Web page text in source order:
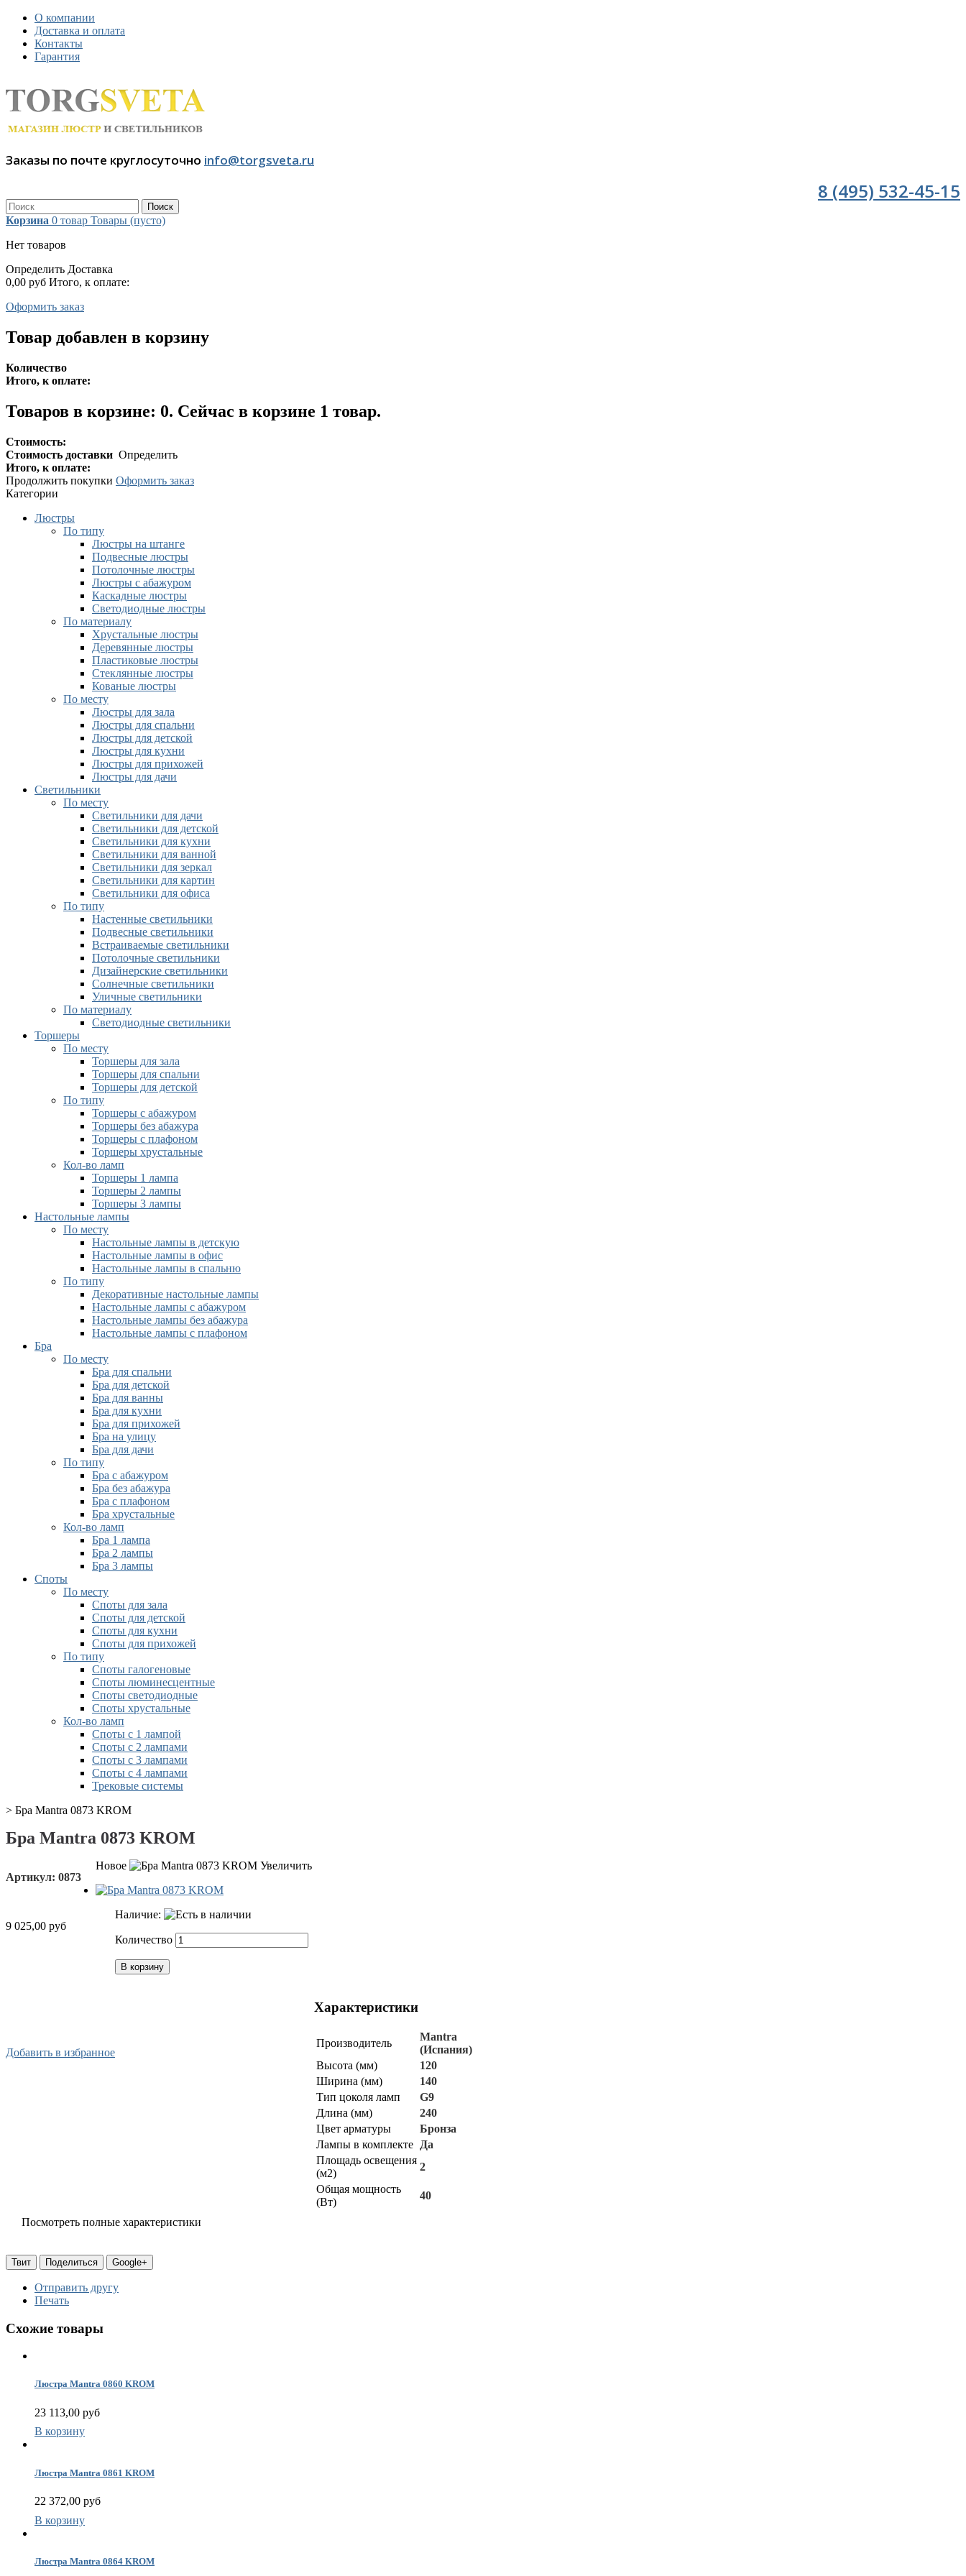
О компании
Доставка и оплата
Контакты
Гарантия
Заказы по почте круглосуточно info@torgsveta.ru
8 (495) 532-45-15
Поиск
Корзина 0 товар Товары (пусто)
Нет товаров
Определить Доставка
0,00 руб Итого, к оплате:
Оформить заказ
Товар добавлен в корзину
Количество
Итого, к оплате:
Товаров в корзине: 0. Сейчас в корзине 1 товар.
Стоимость:
Стоимость доставки Определить
Итого, к оплате:
Продолжить покупки Оформить заказ
Категории
Люстры
По типу
Люстры на штанге
Подвесные люстры
Потолочные люстры
Люстры с абажуром
Каскадные люстры
Светодиодные люстры
По материалу
Хрустальные люстры
Деревянные люстры
Пластиковые люстры
Стеклянные люстры
Кованые люстры
По месту
Люстры для зала
Люстры для спальни
Люстры для детской
Люстры для кухни
Люстры для прихожей
Люстры для дачи
Светильники
По месту
Светильники для дачи
Светильники для детской
Светильники для кухни
Светильники для ванной
Светильники для зеркал
Светильники для картин
Светильники для офиса
По типу
Настенные светильники
Подвесные светильники
Встраиваемые светильники
Потолочные светильники
Дизайнерские светильники
Солнечные светильники
Уличные светильники
По материалу
Светодиодные светильники
Торшеры
По месту
Торшеры для зала
Торшеры для спальни
Торшеры для детской
По типу
Торшеры с абажуром
Торшеры без абажура
Торшеры с плафоном
Торшеры хрустальные
Кол-во ламп
Торшеры 1 лампа
Торшеры 2 лампы
Торшеры 3 лампы
Настольные лампы
По месту
Настольные лампы в детскую
Настольные лампы в офис
Настольные лампы в спальню
По типу
Декоративные настольные лампы
Настольные лампы с абажуром
Настольные лампы без абажура
Настольные лампы с плафоном
Бра
По месту
Бра для спальни
Бра для детской
Бра для ванны
Бра для кухни
Бра для прихожей
Бра на улицу
Бра для дачи
По типу
Бра с абажуром
Бра без абажура
Бра с плафоном
Бра хрустальные
Кол-во ламп
Бра 1 лампа
Бра 2 лампы
Бра 3 лампы
Споты
По месту
Споты для зала
Споты для детской
Споты для кухни
Споты для прихожей
По типу
Споты галогеновые
Споты люминесцентные
Споты светодиодные
Споты хрустальные
Кол-во ламп
Споты с 1 лампой
Споты с 2 лампами
Споты с 3 лампами
Споты с 4 лампами
Трековые системы
> Бра Mantra 0873 KROM
Бра Mantra 0873 KROM
Артикул: 0873
Новое Увеличить
9 025,00 руб
Добавить в избранное
Наличие:
Количество
В корзину
Характеристики
Производитель
Mantra
(Испания)
Высота (мм)
120
Ширина (мм)
140
Тип цоколя ламп
G9
Длина (мм)
240
Цвет арматуры
Бронза
Лампы в комплекте
Да
Площадь освещения
(м2)
2
Общая мощность
(Вт)
40
Посмотреть полные характеристики
Твит Поделиться Google+
Отправить другу
Печать
Схожие товары
Люстра Mantra 0860 KROM
23 113,00 руб
В корзину
Люстра Mantra 0861 KROM
22 372,00 руб
В корзину
Люстра Mantra 0864 KROM